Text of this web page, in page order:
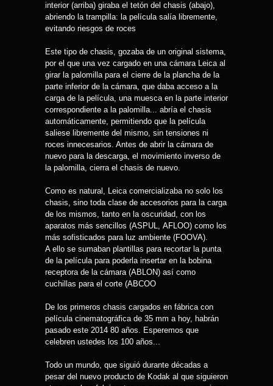
interior (arriba) giraba el tetón del chasis (abajo),
abriendo la trampilla: la película salía libremente,
evitando riesgos de roces
Este tipo de chasis, gozaba de un original sistema,
por el que una vez cargado en una cámara Leica al
girar la palomilla para el cierre de la plancha de la
parte inferior de la cámara, que daba acceso a la
carga de la película, una muesca en la parte interior
correspondiente a la palomilla... abría el chasis
automáticamente, permitiendo que la película
saliese libremente del mismo, sin tensiones ni
roces innecesarios. Antes de abrir la cámara de
nuevo para la descarga, el movimiento inverso de
la palomilla, cierra el chasis de nuevo.
Como es natural, Leica comercializaba no solo los
chasis, sino toda clase de accesorios para la carga
de los mismos, tanto en la oscuridad, con los
aparatos más sencillos (ASPUL, AFLOO) como los
más sofisticados para luz ambiente (FOOVA).
A ello se sumaban plantillas para recortar la punta
de la película para poderla insertar en la bobina
receptora de la cámara (ABLON) así como
cuchillas para el corte (ABCOO
De los primeros chasis cargados en fábrica con
película cinematográfica de 35 mm a hoy, habrán
pasado este 2014 80 años. Esperemos que
celebren ustedes los 100 años...
Todo un mundo, que siguió durante décadas a
pesar del nuevo producto de Kodak al que siguieron